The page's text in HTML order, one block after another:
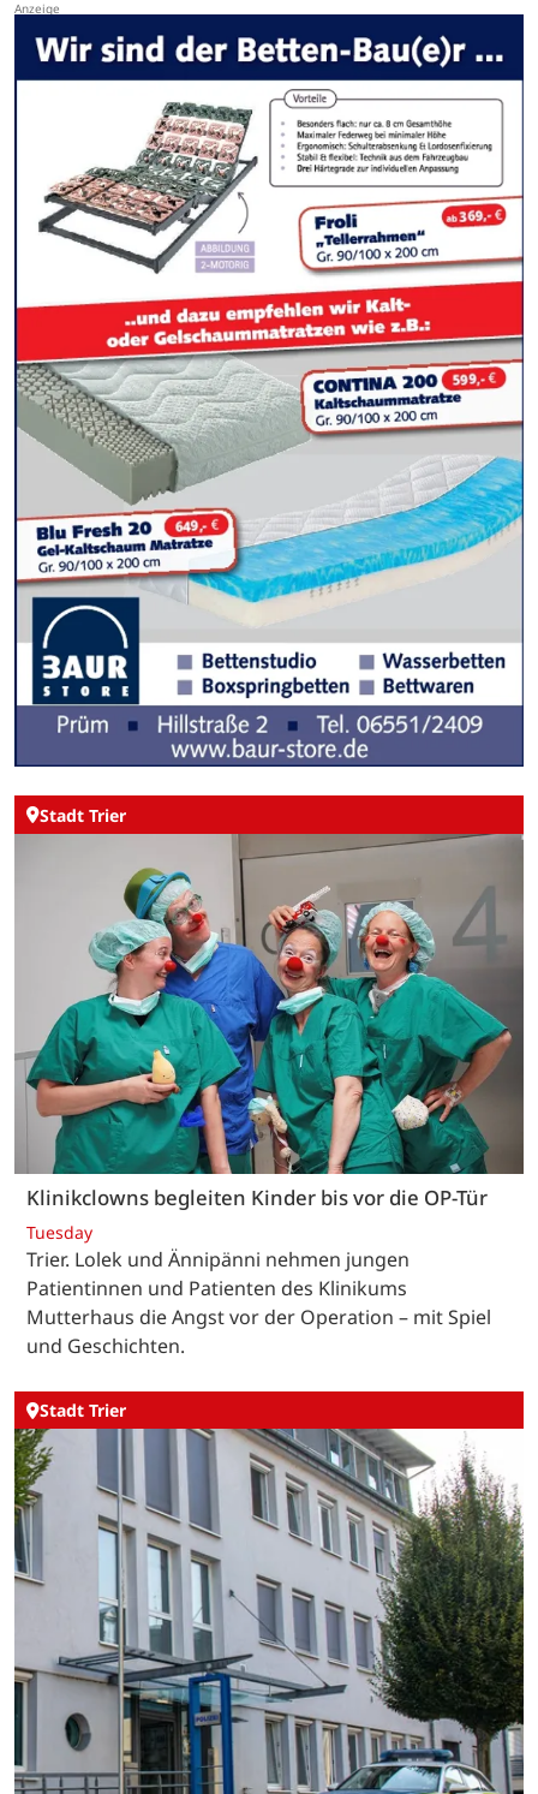
Stadt Trier
Klinikclowns begleiten Kinder bis vor die OP-Tür
Tuesday
Trier. Lolek und Ännipänni nehmen jungen
Patientinnen und Patienten des Klinikums
Mutterhaus die Angst vor der Operation – mit Spiel
und Geschichten.
Stadt Trier